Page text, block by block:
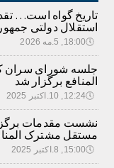
استقلال دولتی
🕔18:00, 5.مه 2026
جلسه شورای
المنافع برگزار شد
🕔12:24, 10.اکتبر 2025
نشست مقدمات
مستقل مشترک
🕔15:00, 8.اکتبر 2025